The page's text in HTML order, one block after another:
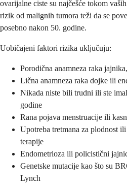
ovarijalne ciste su najčešće tokom
rizik od malignih tumora teži da se
posebno nakon 50. godine.
Uobičajeni faktori rizika uključuju:
Porodična anamneza raka
Lična anamneza raka dojke ili
Nikada niste bili trudni ili ste
godine
Rana pojava menstruacije ili
Upotreba tretmana za plodnost
terapije
Endometrioza ili policistični
Genetske mutacije kao što su
Lynch